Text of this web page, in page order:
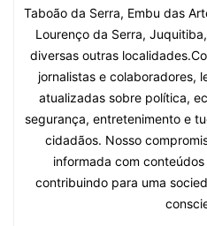
Taboão da Serra, Embu das
Lourenço da Serra,
diversas outras
jornalistas e colaboradores,
atualizadas sobre política,
segurança, entretenimento e
cidadãos. Nosso
informada com
contribuindo para uma